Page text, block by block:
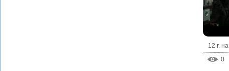
12 г.
0